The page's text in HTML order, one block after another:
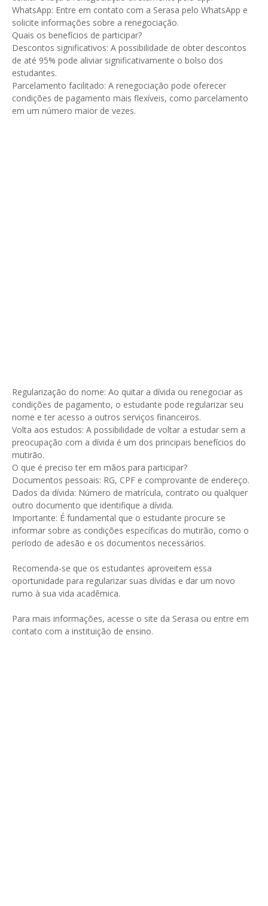
WhatsApp: Entre em contato com a Serasa pelo WhatsApp e
solicite informações sobre a renegociação.
Quais os benefícios de participar?
Descontos significativos: A possibilidade de obter descontos
de até 95% pode aliviar significativamente o bolso dos
estudantes.
Parcelamento facilitado: A renegociação pode oferecer
condições de pagamento mais flexíveis, como parcelamento
em um número maior de vezes.
Regularização do nome: Ao quitar a dívida ou renegociar as
condições de pagamento, o estudante pode regularizar seu
nome e ter acesso a outros serviços financeiros.
Volta aos estudos: A possibilidade de voltar a estudar sem a
preocupação com a dívida é um dos principais benefícios do
mutirão.
O que é preciso ter em mãos para participar?
Documentos pessoais: RG, CPF e comprovante de endereço.
Dados da dívida: Número de matrícula, contrato ou qualquer
outro documento que identifique a dívida.
Importante: É fundamental que o estudante procure se
informar sobre as condições específicas do mutirão, como o
período de adesão e os documentos necessários.
Recomenda-se que os estudantes aproveitem essa
oportunidade para regularizar suas dívidas e dar um novo
rumo à sua vida acadêmica.
Para mais informações, acesse o site da Serasa ou entre em
contato com a instituição de ensino.